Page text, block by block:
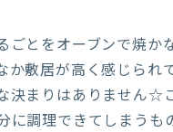
ごとをオーブンで焼か
か敷居が高く感じられ
決まりはありません☆
に調理できてしまうも